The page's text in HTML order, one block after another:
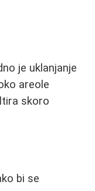
je uklanjanje
areole
skoro
bi se